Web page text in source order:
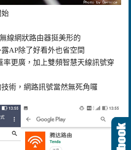
始
線網狀路由器挺美形的
AP除了好看外也省空間
率更廣，加上雙頻智慧天線訊號穿
術，網路訊號當然無死角囉